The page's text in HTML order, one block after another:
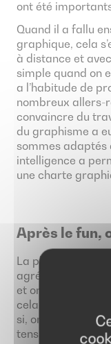
ont été
Quand il a fallu
graphique, cela
à distance et
simple quand on
a l’habitude de
nombreux allers-
convaincre du
du graphisme a
sommes adaptés
intelligence a
une charte
Après le fun,
La phase de
agréable du
et on réalise des
cela. Ce projet
si, on doit
tensions.